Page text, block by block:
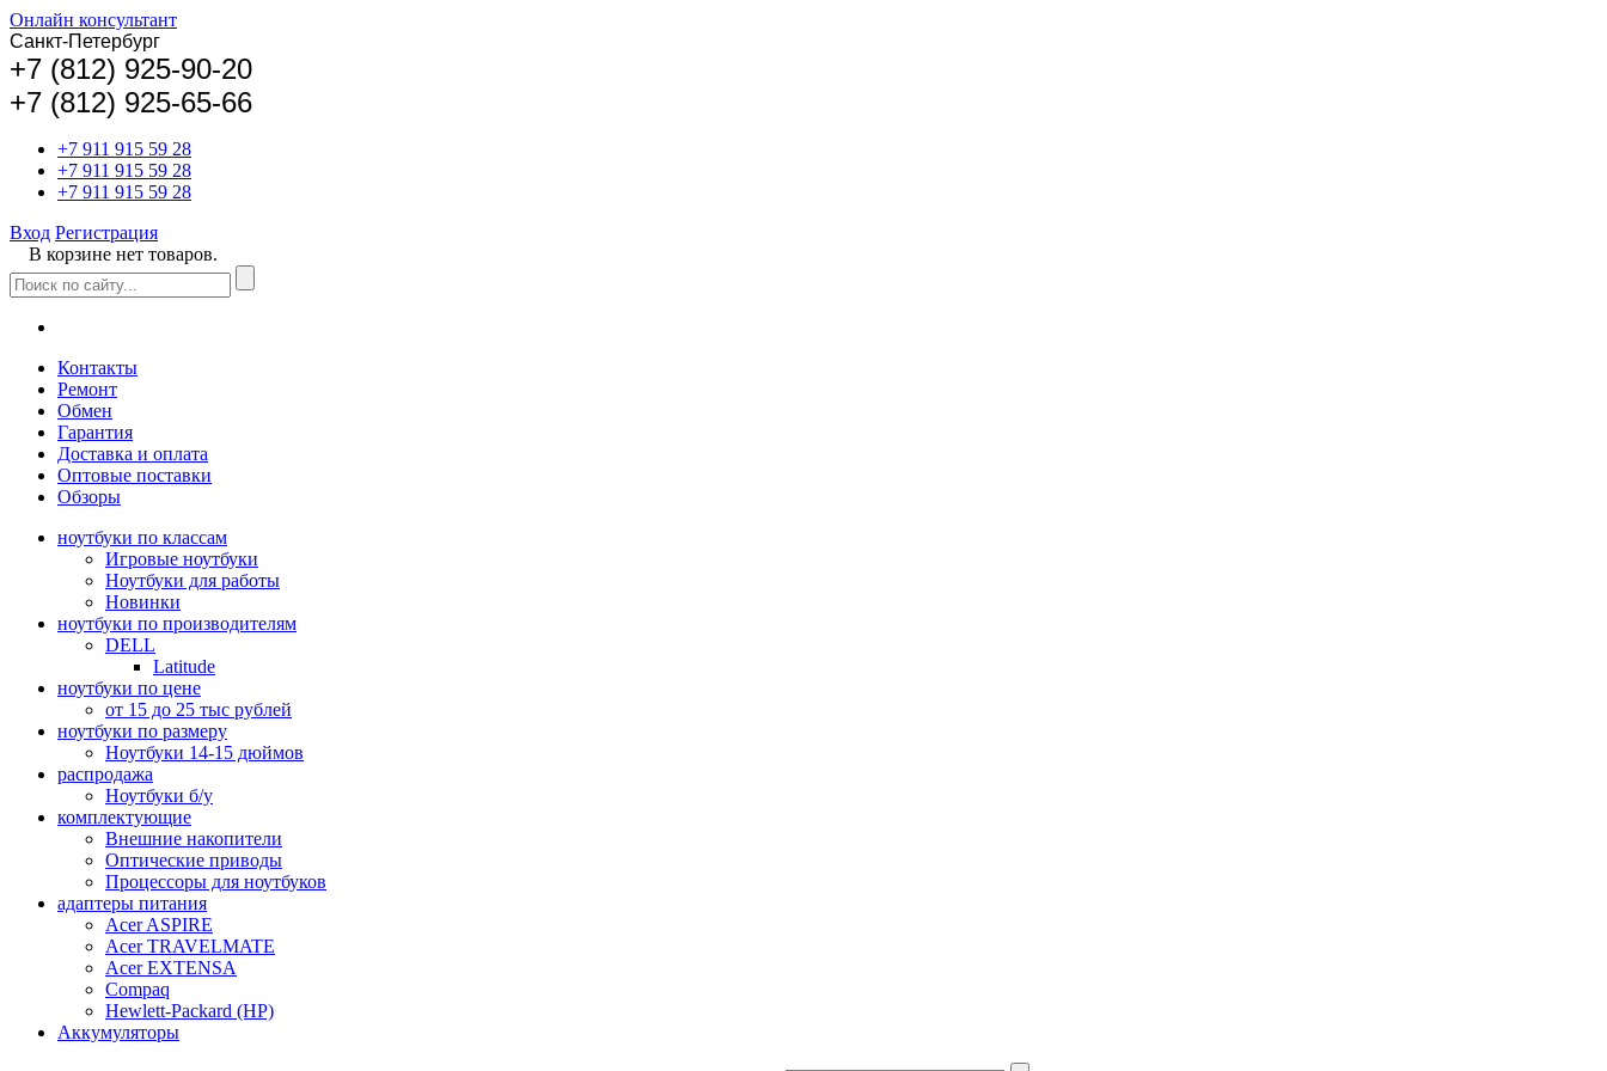
Онлайн консультант
Санкт-Петербург
+7 (812) 925-90-20
+7 (812) 925-65-66
+7 911 915 59 28
+7 911 915 59 28
+7 911 915 59 28
Вход Регистрация
В корзине нет товаров.
Контакты
Ремонт
Обмен
Гарантия
Доставка и оплата
Оптовые поставки
Обзоры
ноутбуки по классам
Игровые ноутбуки
Ноутбуки для работы
Новинки
ноутбуки по производителям
DELL
Latitude
ноутбуки по цене
от 15 до 25 тыс рублей
ноутбуки по размеру
Ноутбуки 14-15 дюймов
распродажа
Ноутбуки б/у
комплектующие
Внешние накопители
Оптические приводы
Процессоры для ноутбуков
адаптеры питания
Acer ASPIRE
Acer TRAVELMATE
Acer EXTENSA
Compaq
Hewlett-Packard (HP)
Аккумуляторы